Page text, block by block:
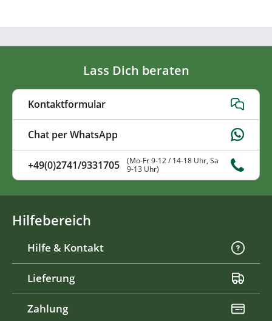
Lass Dich beraten
Kontaktformular
Chat per WhatsApp
+49(0)2741/9331705
(Mo-Fr 9-12 / 14-18 Uhr, Sa
9-13 Uhr)
Hilfebereich
Hilfe & Kontakt
Lieferung
Zahlung